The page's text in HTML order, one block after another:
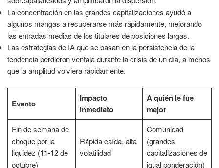
La concentración en las grandes capitalizaciones ayudó a
algunos mangas a recuperarse más rápidamente, mejorando
las entradas medias de los titulares de posiciones largas.
Las estrategias de IA que se basan en la persistencia de la
tendencia perdieron ventaja durante la crisis de un día, a menos
que la amplitud volviera rápidamente.
Evento
Impacto
inmediato
A quién le fue
mejor
Fin de semana de
choque por la
liquidez (11-12 de
octubre)
Rápida caída, alta
volatilidad
Comunidad
(grandes
capitalizaciones de
igual ponderación)